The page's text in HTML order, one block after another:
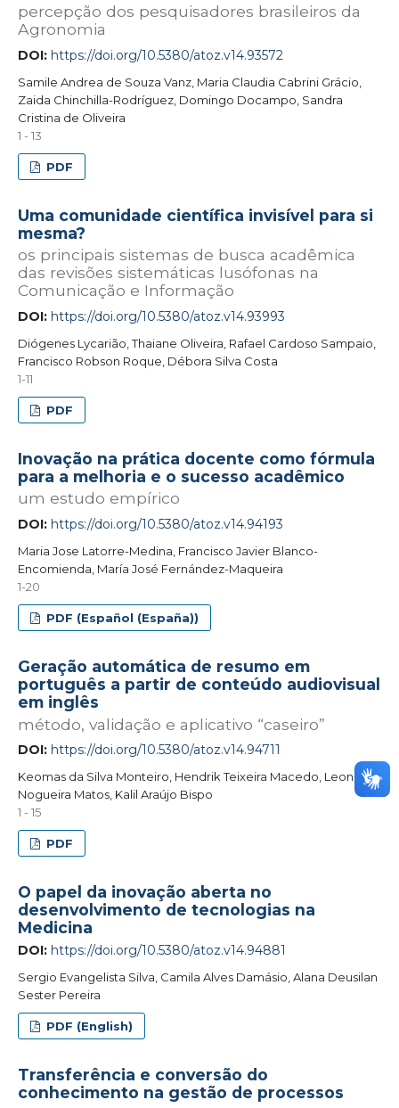
percepção dos pesquisadores brasileiros da
Agronomia
DOI: https://doi.org/10.5380/atoz.v14.93572
Samile Andrea de Souza Vanz, Maria Claudia Cabrini Grácio,
Zaida Chinchilla-Rodríguez, Domingo Docampo, Sandra
Cristina de Oliveira
1 - 13
PDF
Uma comunidade científica invisível para si
mesma?
os principais sistemas de busca acadêmica
das revisões sistemáticas lusófonas na
Comunicação e Informação
DOI: https://doi.org/10.5380/atoz.v14.93993
Diógenes Lycarião, Thaiane Oliveira, Rafael Cardoso Sampaio,
Francisco Robson Roque, Débora Silva Costa
1-11
PDF
Inovação na prática docente como fórmula
para a melhoria e o sucesso acadêmico
um estudo empírico
DOI: https://doi.org/10.5380/atoz.v14.94193
Maria Jose Latorre-Medina, Francisco Javier Blanco-
Encomienda, María José Fernández-Maqueira
1-20
PDF (Español (España))
Geração automática de resumo em
português a partir de conteúdo audiovisual
em inglês
método, validação e aplicativo “caseiro”
DOI: https://doi.org/10.5380/atoz.v14.94711
Keomas da Silva Monteiro, Hendrik Teixeira Macedo, Leonardo
Nogueira Matos, Kalil Araújo Bispo
1 - 15
PDF
O papel da inovação aberta no
desenvolvimento de tecnologias na
Medicina
DOI: https://doi.org/10.5380/atoz.v14.94881
Sergio Evangelista Silva, Camila Alves Damásio, Alana Deusilan
Sester Pereira
PDF (English)
Transferência e conversão do
conhecimento na gestão de processos